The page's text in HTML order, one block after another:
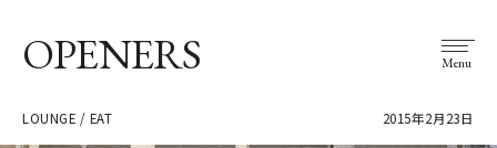
OPENERS Menu
LOUNGE / EAT 2015年2月23日